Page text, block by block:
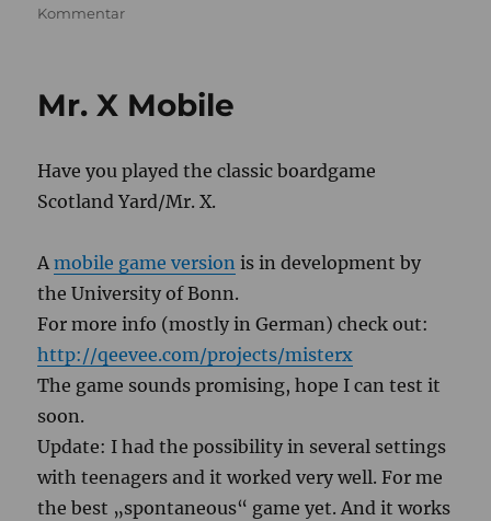
Kommentarzu
Mr. X Mobile
Have you played the classic boardgame
Scotland Yard/Mr. X.
Amobile game version is in development by
the University of Bonn.
For more info (mostly in German) check out:
http://qeevee.com/projects/misterx
The game sounds promising, hope I can test it
soon.
Update: I had the possibility in several settings
with teenagers and it worked very well. For me
the best „spontaneous“ game yet. And it works